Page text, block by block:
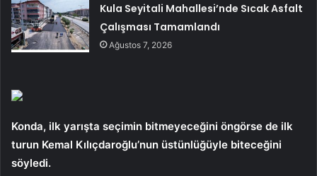
Kula Seyitali Mahallesi’nde Sıcak Asfalt
Çalışması Tamamlandı
Ağustos 7, 2026
Konda, ilk yarışta seçimin bitmeyeceğini öngörse de ilk
turun Kemal Kılıçdaroğlu’nun üstünlüğüyle biteceğini
söyledi.